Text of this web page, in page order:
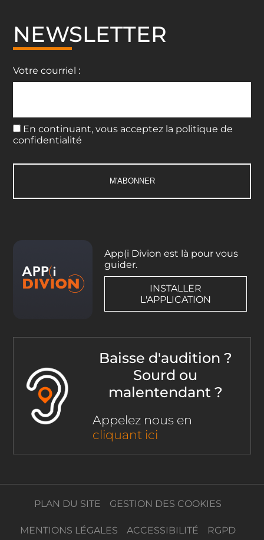
NEWSLETTER
Votre courriel :
En continuant, vous acceptez la politique de
confidentialité
App(i Divion est là pour vous
guider.
INSTALLER
L'APPLICATION
Baisse d'audition ?
Sourd ou
malentendant ?
Appelez nous en
cliquant ici
PLAN DU SITE GESTION DES COOKIES
MENTIONS LÉGALES ACCESSIBILITÉ RGPD